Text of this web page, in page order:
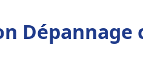
Dépannage